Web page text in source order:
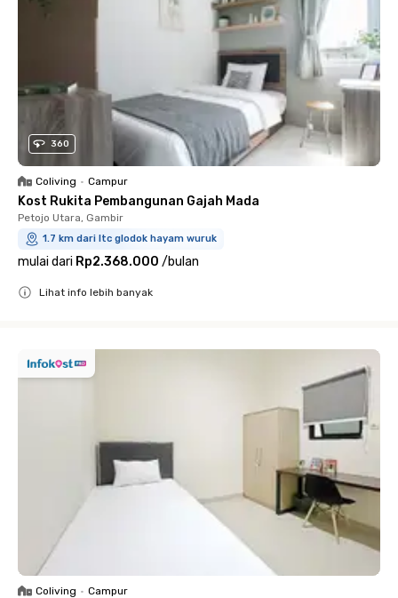
360
Coliving • Campur
Kost Rukita Pembangunan Gajah Mada
Petojo Utara, Gambir
1.7 km dari ltc glodok hayam wuruk
mulai dari Rp2.368.000 /bulan
Lihat info lebih banyak
Coliving • Campur